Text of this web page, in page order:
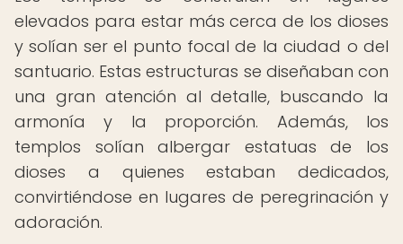
elevados para estar más cerca de los dioses
y solían ser el punto focal de la ciudad o del
santuario. Estas estructuras se diseñaban con
una gran atención al detalle, buscando la
armonía y la proporción. Además, los
templos solían albergar estatuas de los
dioses a quienes estaban dedicados,
convirtiéndose en lugares de peregrinación y
adoración.